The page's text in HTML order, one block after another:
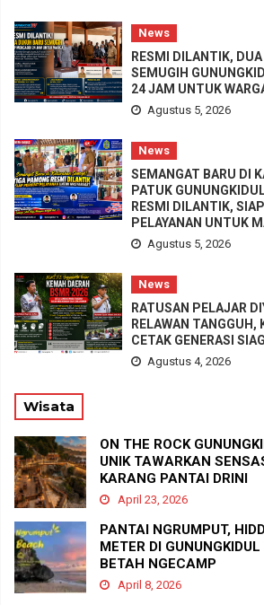
News
RESMI DILANTIK,
SEMUGIH
24 JAM UNTUK
Agustus 5, 2026
News
SEMANGAT BARU DI
PATUK
RESMI DILANTIK,
PELAYANAN UNTUK
Agustus 5, 2026
News
RATUSAN PELAJAR
RELAWAN
CETAK GENERASI
Agustus 4, 2026
Wisata
ON THE ROCK
UNIK TAWARKAN
KARANG PANTAI DRINI
April 23, 2026
PANTAI NGRUMPUT,
METER DI
BETAH NGECAMP
April 8, 2026